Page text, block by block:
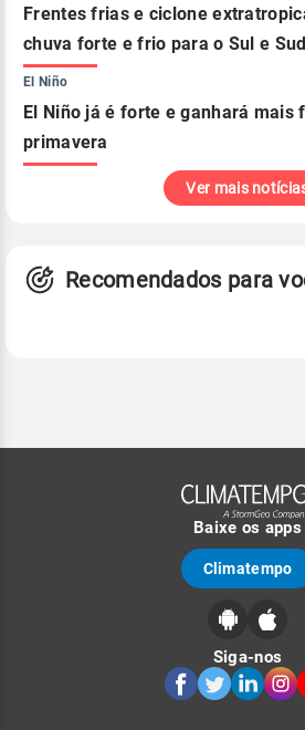
Frentes frias e ciclone
chuva forte e frio para o Sul e
El Niño
El Niño já é forte e ganhará mais
primavera
Ver mais
Recomendados para
Baixe os apps
Climatempo
Siga-nos